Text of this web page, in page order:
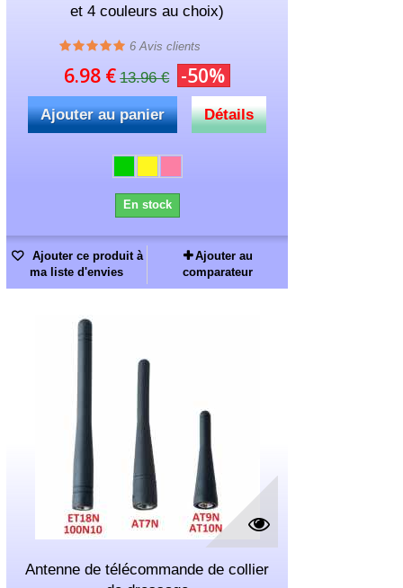
et 4 couleurs au choix)
6 Avis clients
6.98 € 13.96 € -50%
Ajouter au panier Détails
En stock
Ajouter ce produit à
ma liste d'envies
Ajouter au
comparateur
Antenne de télécommande de collier